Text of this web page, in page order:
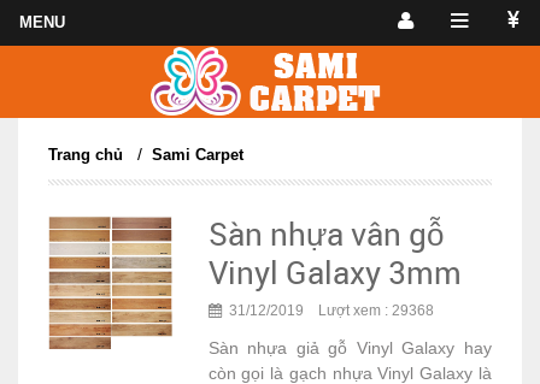
Trang chủ / Sami Carpet
Sàn nhựa vân gỗ
Vinyl Galaxy 3mm
31/12/2019 Lượt xem : 29368
Sàn nhựa giả gỗ Vinyl Galaxy hay
còn gọi là gạch nhựa Vinyl Galaxy là